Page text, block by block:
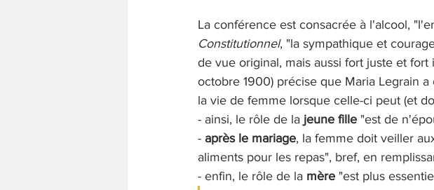
La conférence est consacrée à l'alcool,
Constitutionnel, "la sympathique et
de vue original, mais aussi fort juste et fort
octobre 1900) précise que Maria Legrain
la vie de femme lorsque celle-ci peut (et
- ainsi, le rôle de la jeune fille "est de
- après le mariage, la femme doit veiller
aliments pour les repas", bref, en
- enfin, le rôle de la mère "est plus